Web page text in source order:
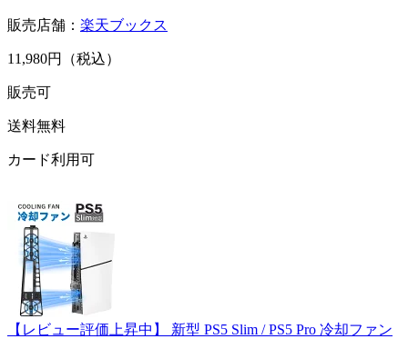
販売店舗： 楽天ブックス
11,980円（税込）
販売可
送料無料
カード利用可
【レビュー評価上昇中】 新型 PS5 Slim / PS5 Pro 冷却ファン